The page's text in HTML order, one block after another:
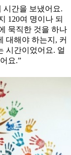
시간을 보냈어요.
120여 명이나 되
묵직한 것을 하나
대해야 하는지, 커
시간이었어요. 얼
요.”